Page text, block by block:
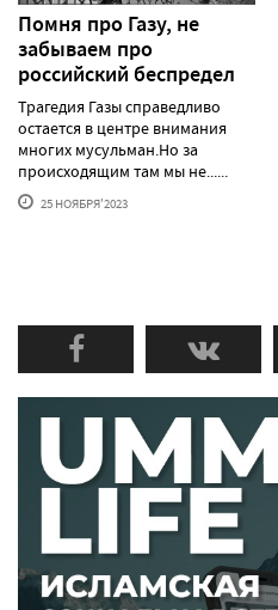
Помня про Газу, не
забываем про
российский беспредел
Трагедия Газы справедливо
остается в центре внимания
многих мусульман.Но за
происходящим там мы не......
25 НОЯБРЯ'2023